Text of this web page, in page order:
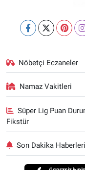
Nöbetçi Eczaneler
Namaz Vakitleri
Süper Lig Puan
Fikstür
Son Dakika Haberleri